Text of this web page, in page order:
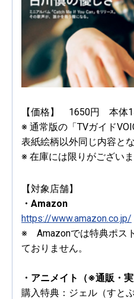
【価格】 1650円 本体
※ 通常版の「TVガイド
表紙絵柄以外同じ内容とな
※ 在庫には限りがござい
【対象店舗】
・Amazon
https://www.amazon.co.jp/
※ Amazonでは特典ポス
ておりません。
・アニメイト（※通販・実
購入特典：ジェル（すと